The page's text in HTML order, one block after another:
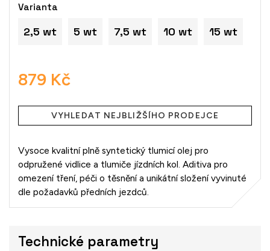
879 Kč
cena:
VYHLEDAT NEJBLIŽŠÍHO PRODEJCE
Varianta
2,5 wt 5 wt 7,5 wt 10 wt 15 wt
Vysoce kvalitní plně syntetický tlumicí olej pro
odpružené vidlice a tlumiče jízdních kol. Aditiva pro
omezení tření, péči o těsnění a unikátní složení vyvinuté
dle požadavků předních jezdců.
Technické parametry